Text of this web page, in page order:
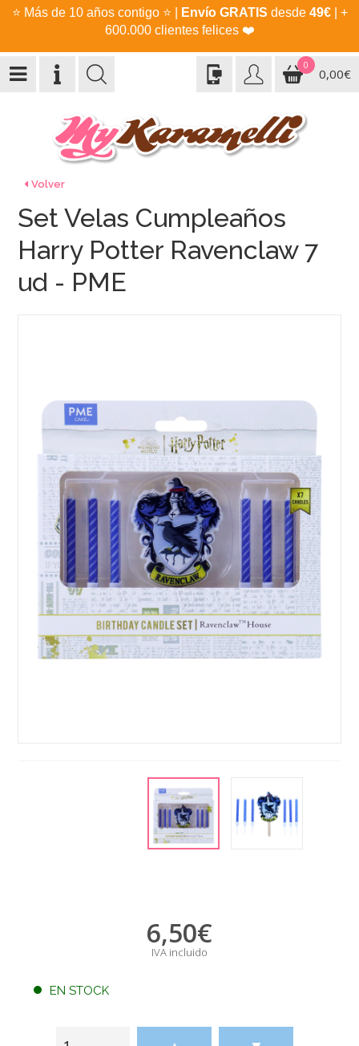
⭐ Más de 10 años contigo ⭐ Envío GRATIS desde 49€| +
600.000 clientes felices ❤️
0
0,00€
Volver
Set Velas Cumpleaños
Harry Potter Ravenclaw 7
ud - PME
6,50€
IVA incluido
EN STOCK